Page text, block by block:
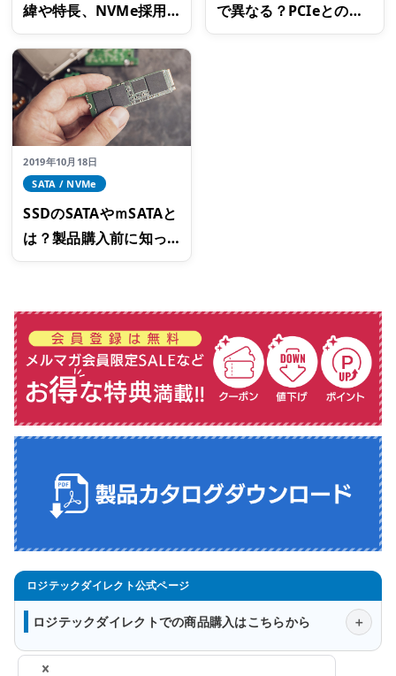
緯や特長、NVMe採用
のSSDのメリット・デ
メリットなどを解説
で異なる？PCIeとの比
較や接続で注意するこ
2019年10月18日
SATA / NVMe
SSDのSATAやｍSATAと
は？製品購入前に知っ
ておきたい規格の知識
ロジテックダイレクトでの商品購入はこちらから